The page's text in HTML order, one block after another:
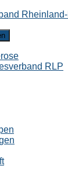
RLP